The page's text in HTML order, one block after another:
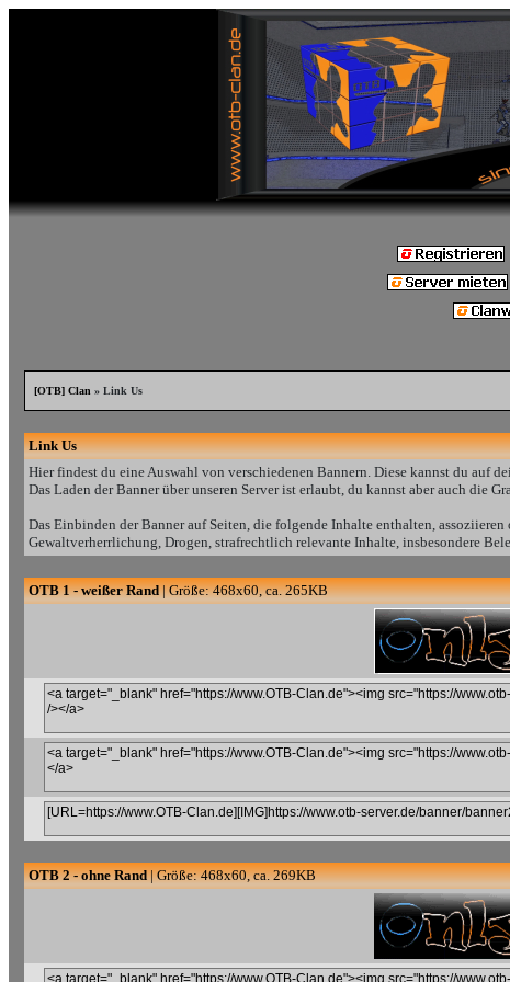
[OTB] Clan » Link Us
Link Us
Hier findest du eine Auswahl von verschiedenen Bannern. Diese kannst du auf
Das Laden der Banner über unseren Server ist erlaubt, du kannst aber auch die
Das Einbinden der Banner auf Seiten, die folgende Inhalte enthalten,
Gewaltverherrlichung, Drogen, strafrechtlich relevante Inhalte, insbesondere
OTB 1 - weißer Rand| Größe: 468x60, ca. 265KB
OTB 2 - ohne Rand| Größe: 468x60, ca. 269KB